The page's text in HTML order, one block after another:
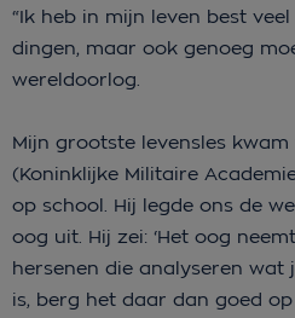
“Ik heb in mijn leven best
dingen, maar ook genoeg
wereldoorlog.
Mijn grootste levensles
(Koninklijke Militaire
op school. Hij legde ons de
oog uit. Hij zei: ‘Het oog
hersenen die analyseren wat
is, berg het daar dan goed